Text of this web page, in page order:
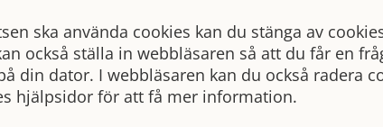
ska använda cookies kan du stänga av
också ställa in webbläsaren så att du får en
din dator. I webbläsaren kan du också radera
hjälpsidor för att få mer information.